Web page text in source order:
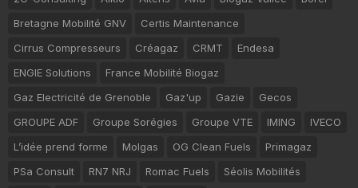
Bretagne Mobilité GNV
Certis Maintenance
Cirrus Compresseurs
Créagaz CRMT
Endesa
ENGIE Solutions
France Mobilité Biogaz
Gaz Electricité de Grenoble
Gaz'up Gazie
Gecos
GROUPE ADF
Groupe Sorégies Groupe VTE IMING
IVECO
L’idée prend forme
Molgas OG Clean Fuels
Primagaz
PSa Consult
RN7 NRJ Romac Fuels
Séolis Mobilités